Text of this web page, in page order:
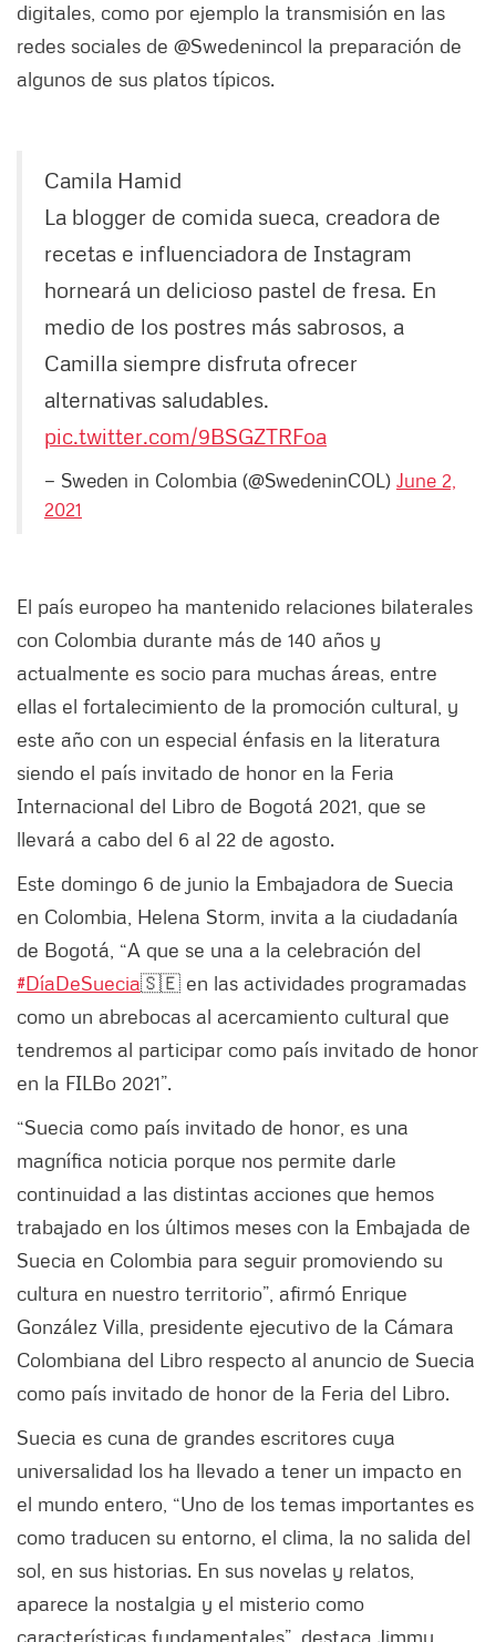
digitales, como por ejemplo la transmisión en las
redes sociales de @Swedenincol la preparación de
algunos de sus platos típicos.
Camila Hamid
La blogger de comida sueca, creadora de
recetas e influenciadora de Instagram
horneará un delicioso pastel de fresa. En
medio de los postres más sabrosos, a
Camilla siempre disfruta ofrecer
alternativas saludables.
pic.twitter.com/9BSGZTRFoa
— Sweden in Colombia (@SwedeninCOL) June 2,
2021
El país europeo ha mantenido relaciones bilaterales
con Colombia durante más de 140 años y
actualmente es socio para muchas áreas, entre
ellas el fortalecimiento de la promoción cultural, y
este año con un especial énfasis en la literatura
siendo el país invitado de honor en la Feria
Internacional del Libro de Bogotá 2021, que se
llevará a cabo del 6 al 22 de agosto.
Este domingo 6 de junio la Embajadora de Suecia
en Colombia, Helena Storm, invita a la ciudadanía
de Bogotá, “A que se una a la celebración del
#DíaDeSuecia🇸🇪 en las actividades programadas
como un abrebocas al acercamiento cultural que
tendremos al participar como país invitado de honor
en la FILBo 2021”.
“Suecia como país invitado de honor, es una
magnífica noticia porque nos permite darle
continuidad a las distintas acciones que hemos
trabajado en los últimos meses con la Embajada de
Suecia en Colombia para seguir promoviendo su
cultura en nuestro territorio”, afirmó Enrique
González Villa, presidente ejecutivo de la Cámara
Colombiana del Libro respecto al anuncio de Suecia
como país invitado de honor de la Feria del Libro.
Suecia es cuna de grandes escritores cuya
universalidad los ha llevado a tener un impacto en
el mundo entero, “Uno de los temas importantes es
como traducen su entorno, el clima, la no salida del
sol, en sus historias. En sus novelas y relatos,
aparece la nostalgia y el misterio como
características fundamentales”, destaca Jimmy